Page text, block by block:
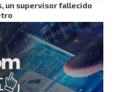
un supervisor fallecido